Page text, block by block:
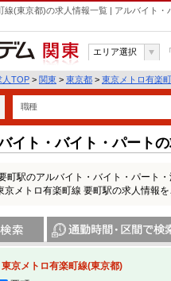
線(東京都)の求人情報一覧 | アルバイト
関東
エリア選択
人TOP > 関東 > 東京都 > 東京メトロ有楽
職種
イト・バイト・パート
町駅のアルバイト・バイト・パート
メトロ有楽町線 要町駅の求人情報を
東京メトロ有楽町線(東京都)